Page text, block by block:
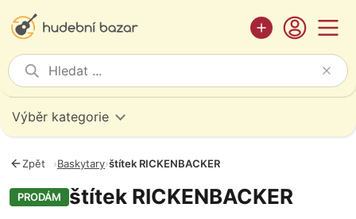
Výběr kategorie
Zpět ›Baskytary›štítek RICKENBACKER
PRODÁM štítek RICKENBACKER